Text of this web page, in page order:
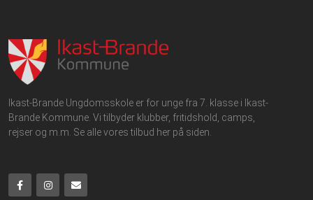
Ikast-Brande Ungdomsskole er for unge fra 7. klasse i Ikast-
Brande Kommune. Vi tilbyder klubber, fritidshold, camps,
rejser og m.m. Se alle vores tilbud her på siden.